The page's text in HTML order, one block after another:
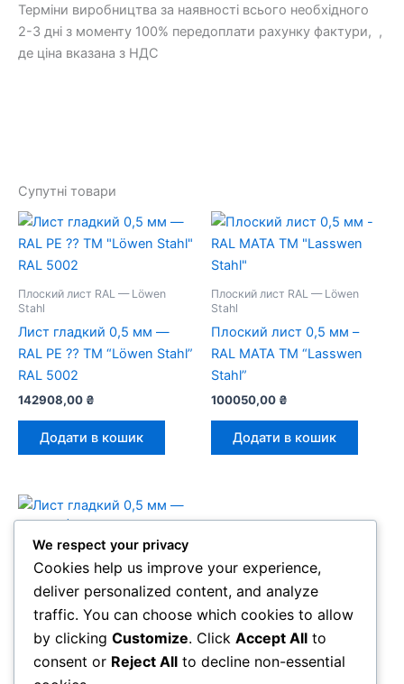
Терміни виробництва за наявності всього необхідного
2-3 дні з моменту 100% передоплати рахунку фактури, ,
де ціна вказана з НДС
Супутні товари
Плоский лист RAL — Löwen
Stahl
Лист гладкий 0,5 мм —
RAL РЕ ⁇ ТМ “Löwen Stahl”
RAL 5002
142908,00 ₴
Додати в кошик
Плоский лист RAL — Löwen
Stahl
Плоский лист 0,5 мм –
RAL МАТА ТМ “Lasswen
Stahl”
100050,00 ₴
Додати в кошик
Плоский лист RAL — Löwen
Stahl
Лист гладкий 0,5 мм —
RAL РЕ | ТМ “Löwen Stahl”
RAL 5005
We respect your privacy
Cookies help us improve your experience,
deliver personalized content, and analyze
traffic. You can choose which cookies to allow
by clicking Customize. Click Accept All to
consent or Reject All to decline non-essential